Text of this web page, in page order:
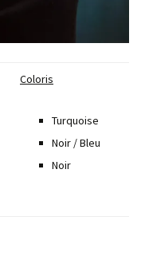
Coloris
Turquoise
Noir / Bleu
Noir